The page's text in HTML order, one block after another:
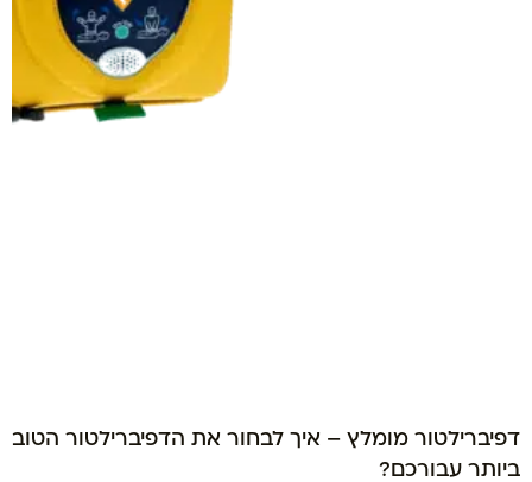
דפיברילטור מומלץ – איך לבחור את הדפיברילטור הטוב
ביותר עבורכם?